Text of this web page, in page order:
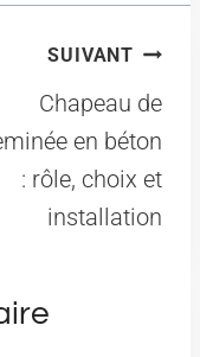
SUIVANT
Chapeau de
en béton
: rôle, choix et
installation